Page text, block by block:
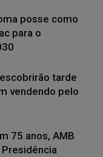
posse como
para o
tarde
vendendo pelo
75 anos, AMB